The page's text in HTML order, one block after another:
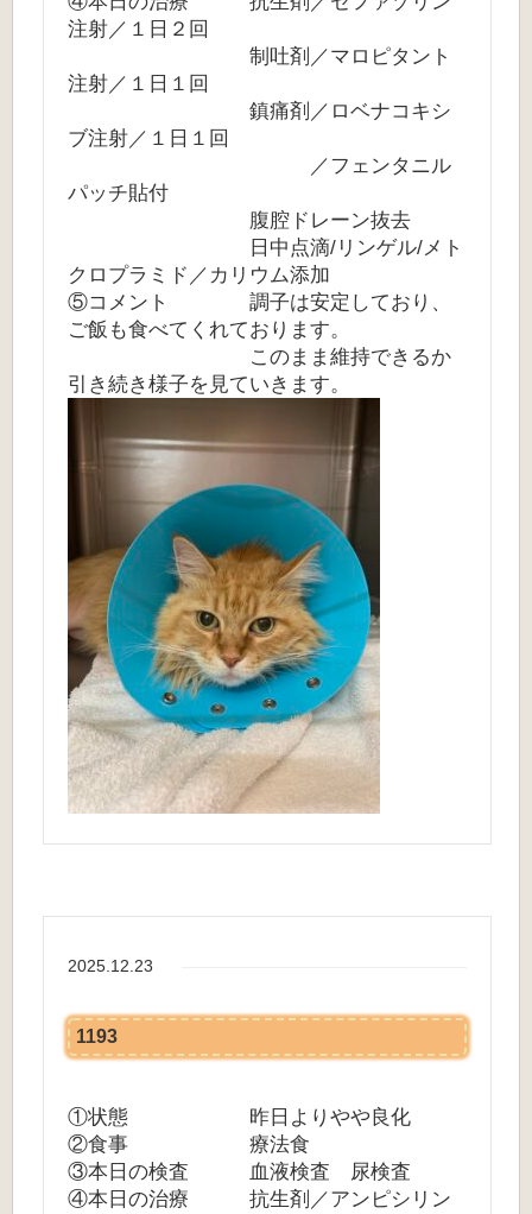
注射／１日２回
制吐剤／マロピタント
注射／１日１回
鎮痛剤／ロベナコキシ
ブ注射／１日１回
／フェンタニル
パッチ貼付
腹腔ドレーン抜去
日中点滴/リンゲル/メト
クロプラミド／カリウム添加
⑤コメント 調子は安定しており、
ご飯も食べてくれております。
このまま維持できるか
引き続き様子を見ていきます。
2025.12.23
1193
①状態 昨日よりやや良化
②食事 療法食
③本日の検査 血液検査 尿検査
④本日の治療 抗生剤／アンピシリン